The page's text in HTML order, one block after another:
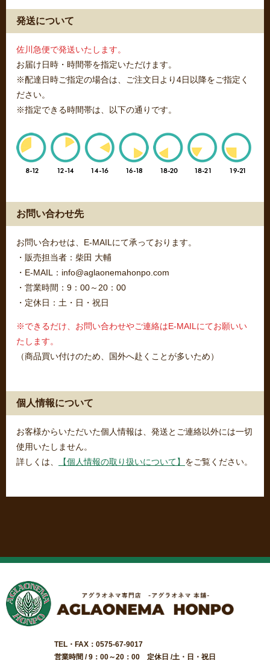
発送について
佐川急便で発送いたします。
お届け日時・時間帯を指定いただけます。
※配達日時ご指定の場合は、ご注文日より4日以降をご指定く
ださい。
※指定できる時間帯は、以下の通りです。
お問い合わせ先
お問い合わせは、E-MAILにて承っております。
・販売担当者：柴田 大輔
・E-MAIL：info@aglaonemahonpo.com
・営業時間：9：00～20：00
・定休日：土・日・祝日
※できるだけ、お問い合わせやご連絡はE-MAILにてお願いい
たします。
（商品買い付けのため、国外へ赴くことが多いため）
個人情報について
お客様からいただいた個人情報は、発送とご連絡以外には一切
使用いたしません。
詳しくは、
【個人情報の取り扱いについて】 をご覧ください。
TEL・FAX：0575-67-9017
営業時間 / 9：00～20：00 定休日 /土・日・祝日